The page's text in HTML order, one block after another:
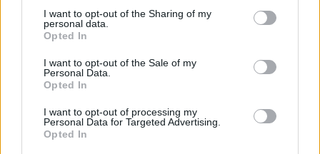
I want to opt-out of the Sharing of my
personal data.
Opted In
I want to opt-out of the Sale of my
Personal Data.
Opted In
I want to opt-out of processing my
Personal Data for Targeted Advertising.
Opted In